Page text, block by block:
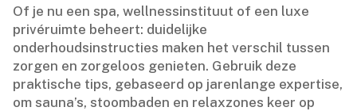
Of je nu een spa, wellnessinstituut of een luxe
privéruimte beheert: duidelijke
onderhoudsinstructies maken het verschil tussen
zorgen en zorgeloos genieten.​ Gebruik deze
praktische tips, gebaseerd op jarenlange expertise,
om sauna’s, stoombaden en relaxzones keer op